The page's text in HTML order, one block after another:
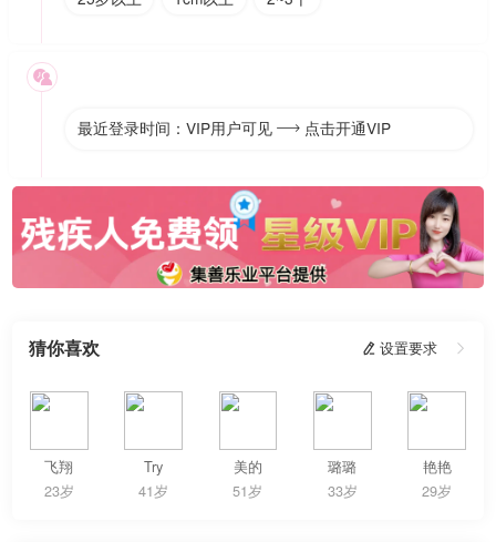

最近登录时间：VIP用户可见  点击开通VIP
猜你喜欢  设置要求 
飞翔
23岁
Try
41岁
美的
51岁
璐璐
33岁
艳艳
29岁